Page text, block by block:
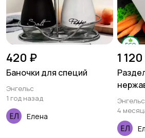
420 ₽
Баночки для специй
Энгельс
1 год назад
Елена
1
Tr&M
Энгельс
4